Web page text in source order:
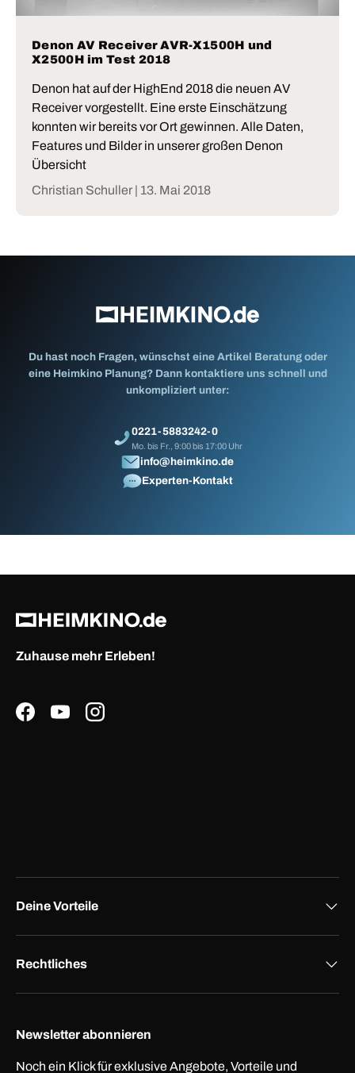
Denon AV Receiver AVR-X1500H und
X2500H im Test 2018
Denon hat auf der HighEnd 2018 die neuen AV
Receiver vorgestellt. Eine erste Einschätzung
konnten wir bereits vor Ort gewinnen. Alle Daten,
Features und Bilder in unserer großen Denon
Übersicht
Christian Schuller | 13. Mai 2018
Du hast noch Fragen, wünschst eine Artikel Beratung oder
eine Heimkino Planung? Dann kontaktiere uns schnell und
unkompliziert unter:
0221-5883242-0
Mo. bis Fr., 9:00 bis 17:00 Uhr
info@heimkino.de
Experten-Kontakt
Zuhause mehr Erleben!
FacebookYouTubeInstagram
Deine Vorteile
Rechtliches
Newsletter abonnieren
Noch ein Klick für exklusive Angebote, Vorteile und